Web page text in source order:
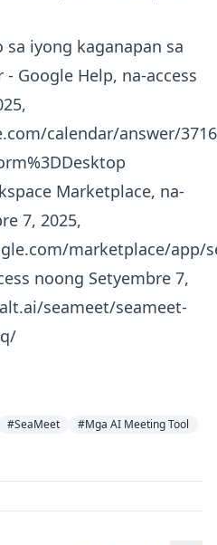
iyong kaganapan sa
Google Help, na-access
calendar/answer/
Marketplace, na-
7, 2025,
marketplace/app/
noong Setyembre 7,
seameet/seameet-
#SeaMeet
#Mga AI Meeting Tool